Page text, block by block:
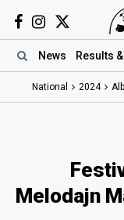
News Results
National 2024
Melodajn